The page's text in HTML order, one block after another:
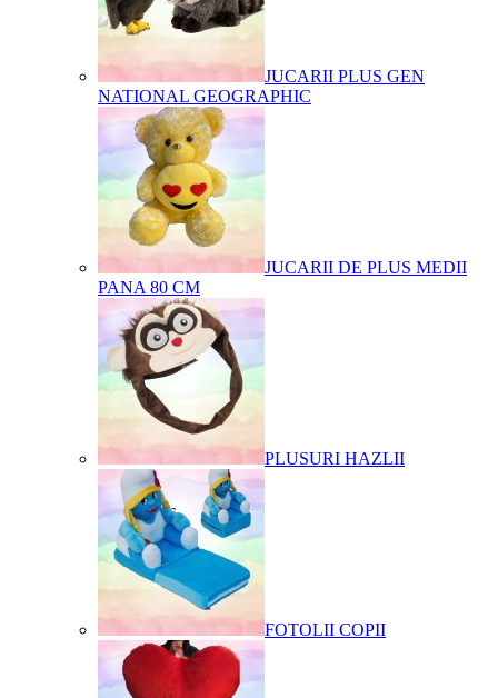
JUCARII PLUS GEN
NATIONAL GEOGRAPHIC
JUCARII DE PLUS MEDII
PANA 80 CM
PLUSURI HAZLII
FOTOLII COPII